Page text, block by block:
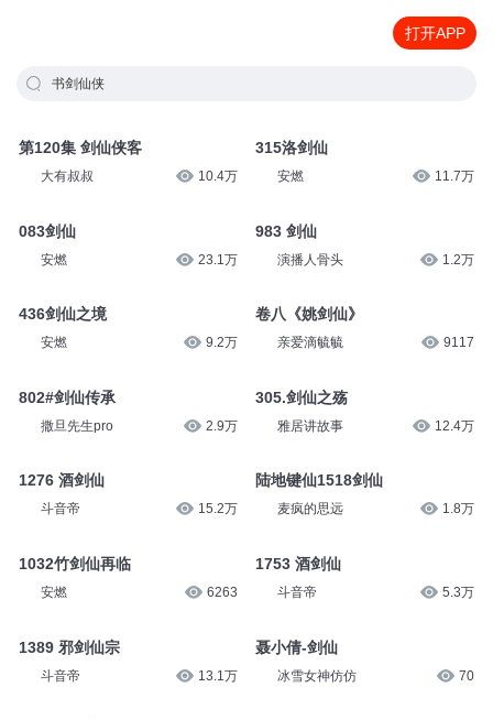
打开APP
书剑仙侠
第120集 剑仙侠客
大有叔叔 10.4万
083剑仙
安燃 23.1万
436剑仙之境
安燃 9.2万
802#剑仙传承
撒旦先生pro 2.9万
1276 酒剑仙
斗音帝 15.2万
1032竹剑仙再临
安燃 6263
1389 邪剑仙宗
斗音帝 13.1万
315洛剑仙
安燃 11.7万
983 剑仙
演播人骨头 1.2万
卷八《姚剑仙》
亲爱滴毓毓 9117
305.剑仙之殇
雅居讲故事 12.4万
陆地键仙1518剑仙
麦疯的思远 1.8万
1753 酒剑仙
斗音帝 5.3万
聂小倩-剑仙
冰雪女神仿仿 70